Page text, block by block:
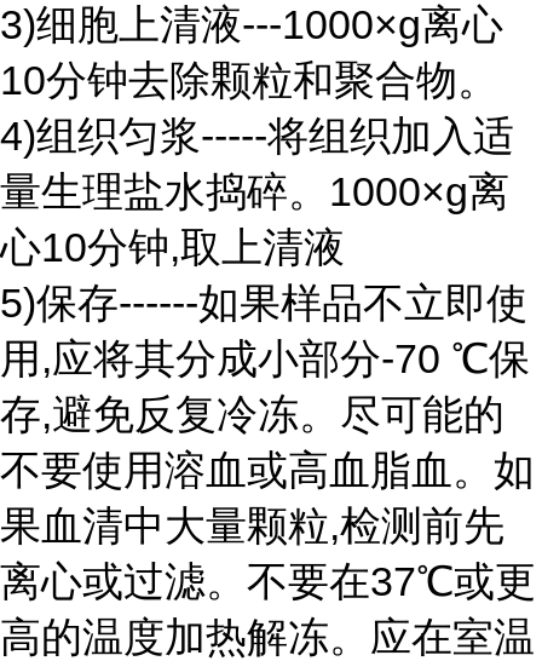
3)细胞上清液---1000×g离心
10分钟去除颗粒和聚合物。
4)组织匀浆-----将组织加入适
量生理盐水捣碎。1000×g离
心10分钟,取上清液
5)保存------如果样品不立即使
用,应将其分成小部分-70 ℃保
存,避免反复冷冻。尽可能的
不要使用溶血或高血脂血。如
果血清中大量颗粒,检测前先
离心或过滤。不要在37℃或更
高的温度加热解冻。应在室温